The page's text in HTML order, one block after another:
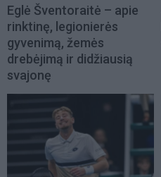
Eglė Šventoraitė – apie
rinktinę, legionierės
gyvenimą, žemės
drebėjimą ir didžiausią
svajonę